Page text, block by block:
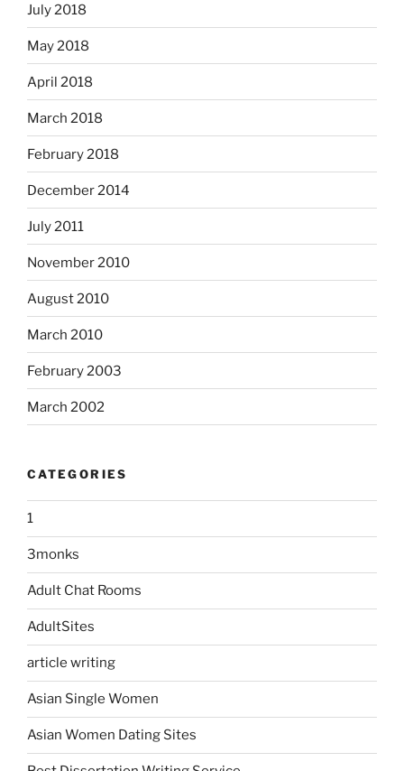
July 2018
May 2018
April 2018
March 2018
February 2018
December 2014
July 2011
November 2010
August 2010
March 2010
February 2003
March 2002
CATEGORIES
1
3monks
Adult Chat Rooms
AdultSites
article writing
Asian Single Women
Asian Women Dating Sites